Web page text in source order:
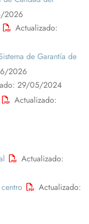
2026
Actualizado:
de Garantía de
2026
29/05/2024
Actualizado:
Actualizado:
Actualizado: